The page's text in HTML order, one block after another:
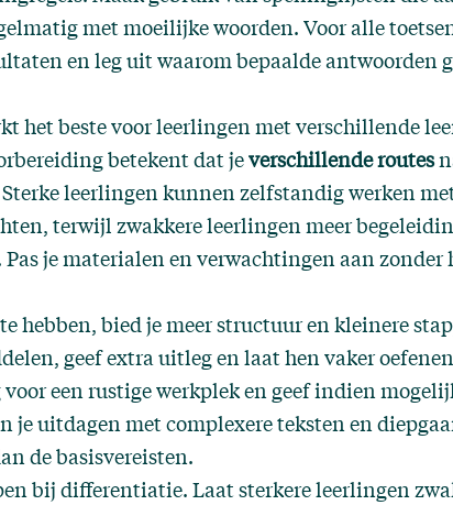
met moeilijke woorden. Voor alle
en leg uit waarom bepaalde antwoorden
het beste voor leerlingen met verschillende
betekent dat jeverschillende routes
leerlingen kunnen zelfstandig werken
terwijl zwakkere leerlingen meer
je materialen en verwachtingen aan zonder
hebben, bied je meer structuur en kleinere
geef extra uitleg en laat hen vaker
een rustige werkplek en geef indien
je uitdagen met complexere teksten en
de basisvereisten.
bij differentiatie. Laat sterkere leerlingen